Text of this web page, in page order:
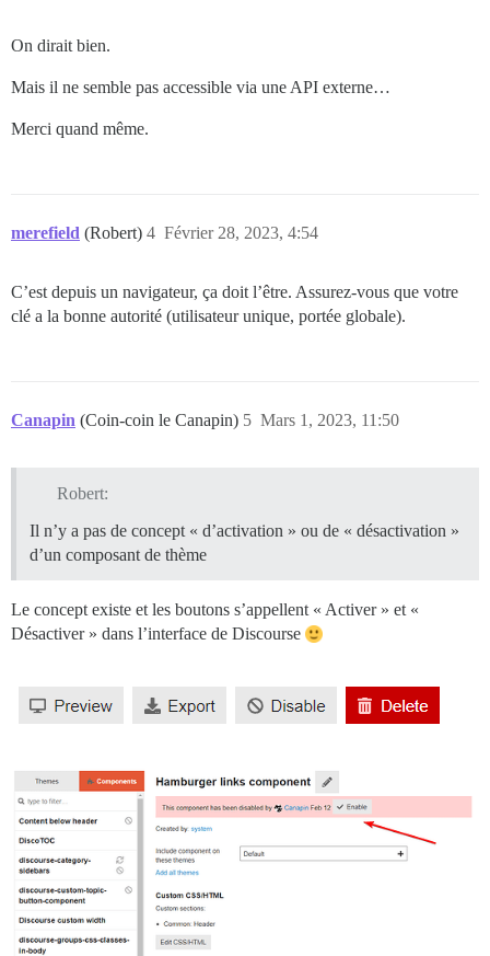
On dirait bien.
Mais il ne semble pas accessible via une API externe…
Merci quand même.
merefield (Robert) Février 28, 2023, 4:54
4
C’est depuis un navigateur, ça doit l’être. Assurez-vous que votre
clé a la bonne autorité (utilisateur unique, portée globale).
Canapin (Coin-coin le Canapin) Mars 1, 2023, 11:50
5
Robert:
Il n’y a pas de concept « d’activation » ou de « désactivation »
d’un composant de thème
Le concept existe et les boutons s’appellent « Activer » et «
Désactiver » dans l’interface de Discourse